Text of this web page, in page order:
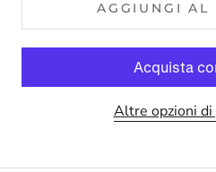
AGGIUNGI AL
Altre opzioni di